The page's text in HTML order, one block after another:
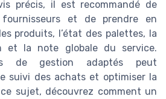
précis, il est recommandé de
fournisseurs et de prendre en
produits, l’état des palettes, la
et la note globale du service.
de gestion adaptés peut
suivi des achats et optimiser la
sujet, découvrez comment un